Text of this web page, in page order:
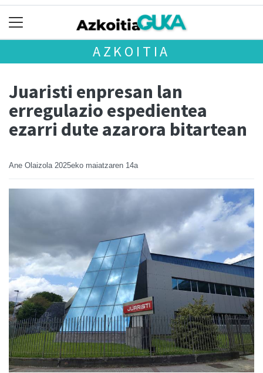
AZKOITIA
Juaristi enpresan lan
erregulazio espedientea
ezarri dute azarora bitartean
Ane Olaizola 2025eko maiatzaren 14a